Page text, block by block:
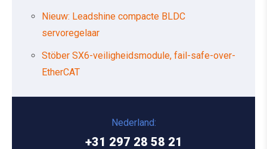
Nieuw: Leadshine compacte BLDC
servoregelaar
Stöber SX6-veiligheidsmodule, fail-safe-over-
EtherCAT
Nederland:
+31 297 28 58 21